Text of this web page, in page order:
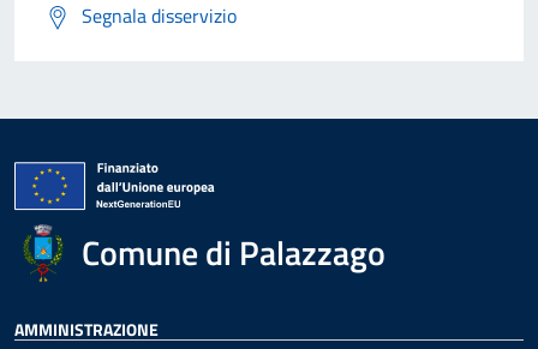
Segnala disservizio
Comune di Palazzago
AMMINISTRAZIONE